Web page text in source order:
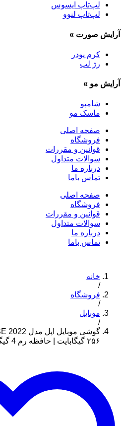
لپ‌تاپ ایسوس
لپ‌تاپ لنوو
آرایش صورت »
کرم پودر
رژ لب
آرایش مو »
شامپو
ماسک مو
صفحه اصلی
فروشگاه
قوانین و مقررات
سوالات متداول
درباره ما
تماس باما
صفحه اصلی
فروشگاه
قوانین و مقررات
سوالات متداول
درباره ما
تماس باما
خانه
/
فروشگاه
/
موبایل
/
۲۵۶ گیگابایت | حافظه رم 4 گیگابایت